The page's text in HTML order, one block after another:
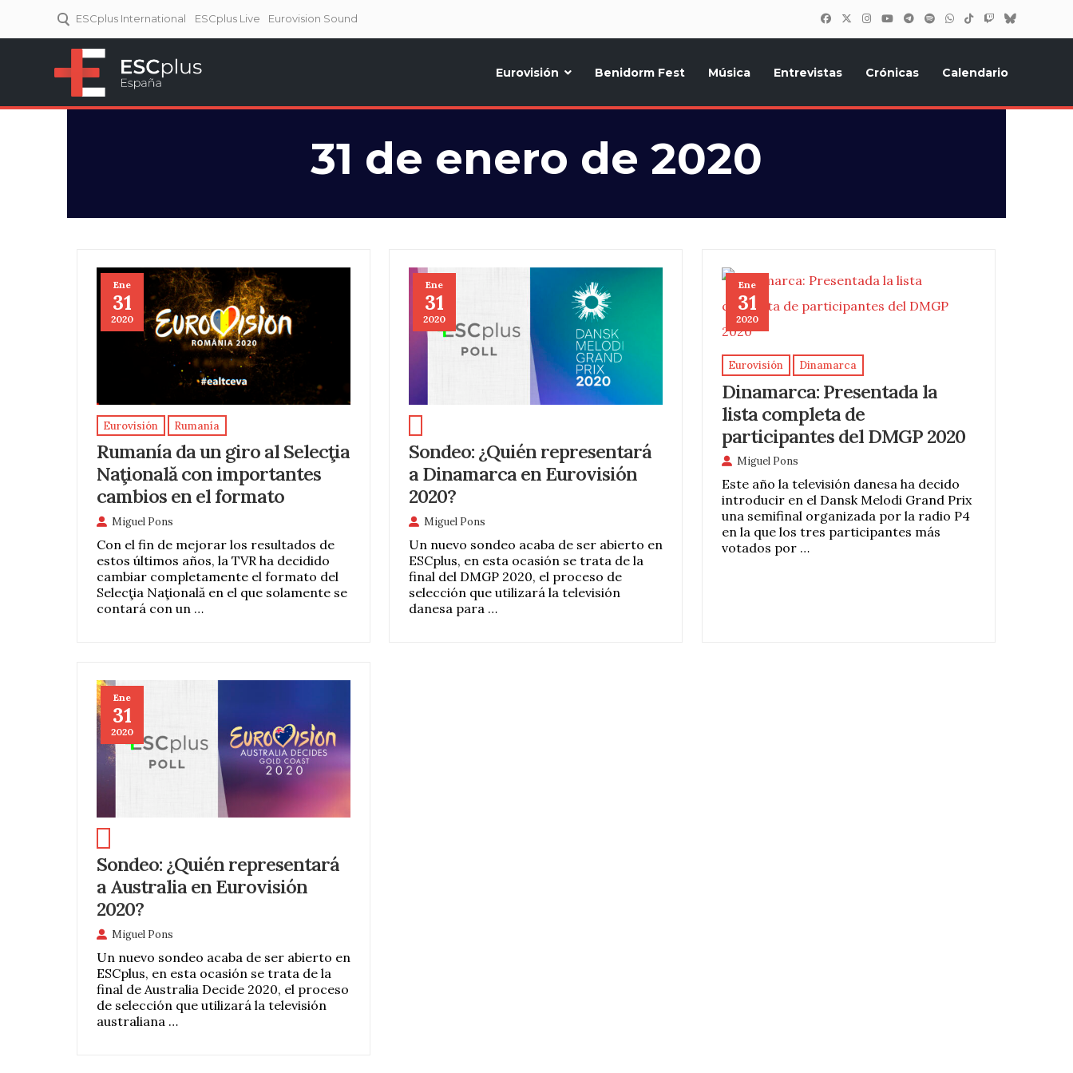
ESCplus International ESCplus Live Eurovision Sound
Eurovisión Benidorm Fest Música Entrevistas Crónicas Calendario
31 de enero de 2020
Ene
31
2020
Eurovisión Rumanía
Rumanía da un giro al Selecţia
Naţională con importantes
cambios en el formato
Miguel Pons
Con el fin de mejorar los resultados de
estos últimos años, la TVR ha decidido
cambiar completamente el formato del
Selecţia Naţională en el que solamente se
contará con un …
Ene
31
2020
Sondeo: ¿Quién representará
a Dinamarca en Eurovisión
2020?
Miguel Pons
Un nuevo sondeo acaba de ser abierto en
ESCplus, en esta ocasión se trata de la
final del DMGP 2020, el proceso de
selección que utilizará la televisión
danesa para …
Ene
31
2020
Eurovisión Dinamarca
Dinamarca: Presentada la
lista completa de
participantes del DMGP 2020
Miguel Pons
Este año la televisión danesa ha decido
introducir en el Dansk Melodi Grand Prix
una semifinal organizada por la radio P4
en la que los tres participantes más
votados por …
Ene
31
2020
Sondeo: ¿Quién representará
a Australia en Eurovisión
2020?
Miguel Pons
Un nuevo sondeo acaba de ser abierto en
ESCplus, en esta ocasión se trata de la
final de Australia Decide 2020, el proceso
de selección que utilizará la televisión
australiana …